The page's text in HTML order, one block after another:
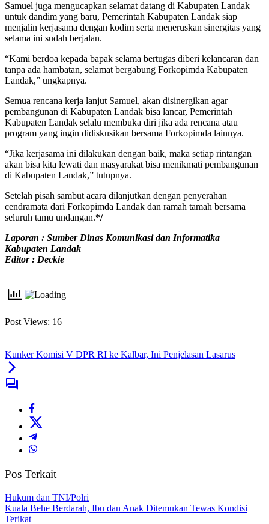
Samuel juga mengucapkan selamat datang di Kabupaten Landak
untuk dandim yang baru, Pemerintah Kabupaten Landak siap
menjalin kerjasama dengan kodim serta meneruskan sinergitas yang
selama ini sudah berjalan.
“Kami berdoa kepada bapak selama bertugas diberi kelancaran dan
tanpa ada hambatan, selamat bergabung Forkopimda Kabupaten
Landak,” ungkapnya.
Semua rencana kerja lanjut Samuel, akan disinergikan agar
pembangunan di Kabupaten Landak bisa lancar, Pemerintah
Kabupaten Landak selalu membuka diri jika ada rencana atau
program yang ingin didiskusikan bersama Forkopimda lainnya.
“Jika kerjasama ini dilakukan dengan baik, maka setiap rintangan
akan bisa kita lewati dan masyarakat bisa menikmati pembangunan
di Kabupaten Landak,” tutupnya.
Setelah pisah sambut acara dilanjutkan dengan penyerahan
cendramata dari Forkopimda Landak dan ramah tamah bersama
seluruh tamu undangan.*/
Laporan : Sumber Dinas Komunikasi dan Informatika
Kabupaten Landak
Editor : Deckie
Post Views: 16
Kunker Komisi V DPR RI ke Kalbar, Ini Penjelasan Lasarus
Pos Terkait
Hukum dan TNI/Polri
Kuala Behe Berdarah, Ibu dan Anak Ditemukan Tewas Kondisi
Terikat